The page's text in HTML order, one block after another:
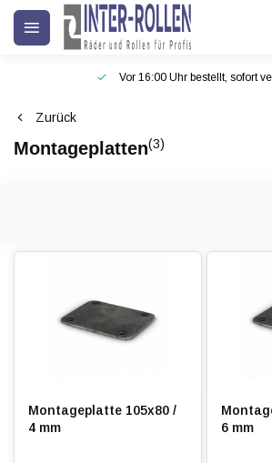
Vor 16:00 Uhr bestellt, sofort
Zurück
Montageplatten(3)
Montageplatte 105x80 /
4 mm
6 mm